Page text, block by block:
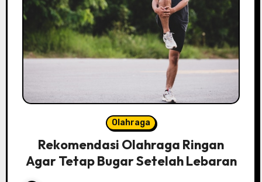
Olahraga
Rekomendasi Olahraga Ringan
Agar Tetap Bugar Setelah Lebaran